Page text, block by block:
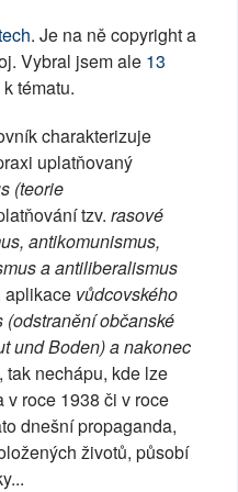
. Je na ně copyright a
Vybral jsem ale 13
tématu.
charakterizuje
uplatňovaný
(teorie
tzv. rasové
antikomunismus,
a antiliberalismus
aplikace vůdcovského
občanské
und Boden) a nakonec
, tak nechápu, kde lze
v roce 1938 či v roce
dnešní propaganda,
životů, působí